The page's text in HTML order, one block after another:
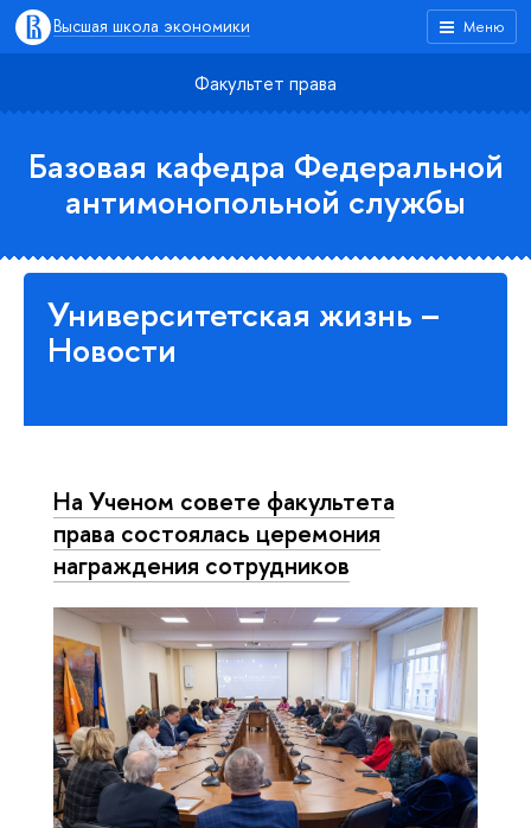
Меню
Высшая школа экономики
Факультет права
Базовая кафедра Федеральной
антимонопольной службы
Университетская жизнь –
Новости
На Ученом совете факультета
права состоялась церемония
награждения сотрудников